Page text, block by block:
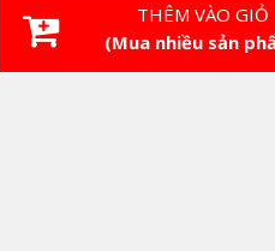
THÊM VÀO GIỎ
(Mua nhiều sản